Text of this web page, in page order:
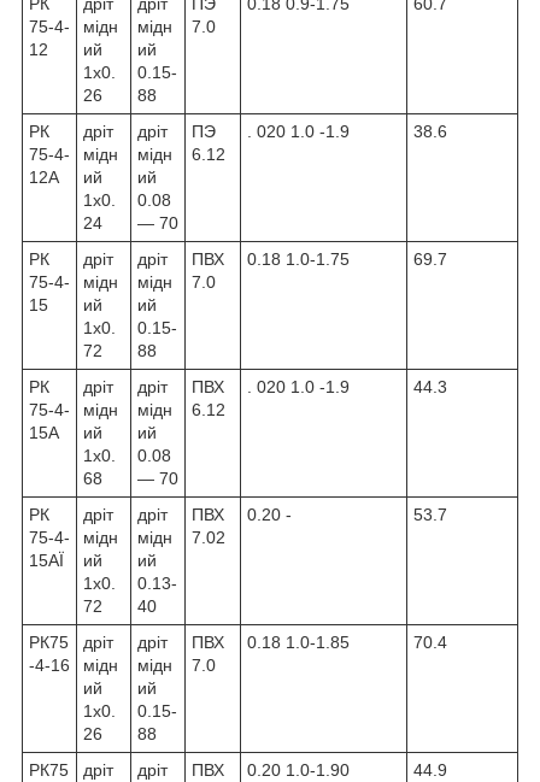
РК
75-4-
12
дріт
мідн
ий
1х0.
26
дріт
мідн
ий
0.15-
88
ПЭ
7.0
0.18 0.9-1.75 60.7
РК
75-4-
12А
дріт
мідн
ий
1х0.
24
дріт
мідн
ий
0.08
— 70
ПЭ
6.12
. 020 1.0 -1.9 38.6
РК
75-4-
15
дріт
мідн
ий
1х0.
72
дріт
мідн
ий
0.15-
88
ПВХ
7.0
0.18 1.0-1.75 69.7
РК
75-4-
15А
дріт
мідн
ий
1х0.
68
дріт
мідн
ий
0.08
— 70
ПВХ
6.12
. 020 1.0 -1.9 44.3
РК
75-4-
15АЇ
дріт
мідн
ий
1х0.
72
дріт
мідн
ий
0.13-
40
ПВХ
7.02
0.20 - 53.7
РК75
-4-16
дріт
мідн
ий
1х0.
26
дріт
мідн
ий
0.15-
88
ПВХ
7.0
0.18 1.0-1.85 70.4
РК75
дріт
дріт
ПВХ
0.20 1.0-1.90 44.9